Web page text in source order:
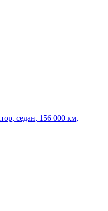
седан, 156 000 км,